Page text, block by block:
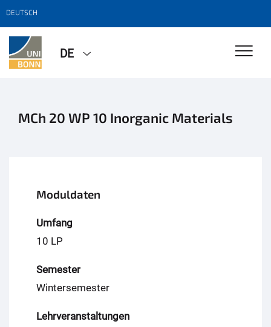
DEUTSCH
DE
MCh 20 WP 10 Inorganic Materials
Moduldaten
Umfang
10 LP
Semester
Wintersemester
Lehrveranstaltungen